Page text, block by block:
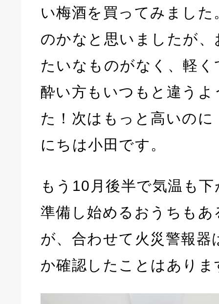
い梅酒を買ってみまし
のかなと思いましたが
たいなものがなく、軽
酔い方もいつもと違う
た！次はもっと高いのに
にちは小田です。
もう10月後半で気温も
準備し始めるおうちも
が、合わせて火災警報器
か確認したことはありま